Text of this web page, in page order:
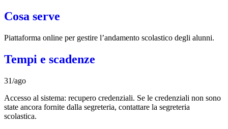
Cosa serve
Piattaforma online per gestire l’andamento scolastico degli alunni.
Tempi e scadenze
31/ago
Accesso al sistema: recupero credenziali. Se le credenziali non sono
state ancora fornite dalla segreteria, contattare la segreteria
scolastica.